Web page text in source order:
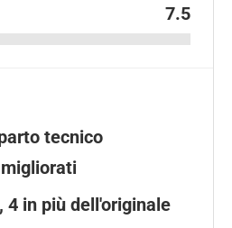
7.5
tecnico
4 in più dell'originale